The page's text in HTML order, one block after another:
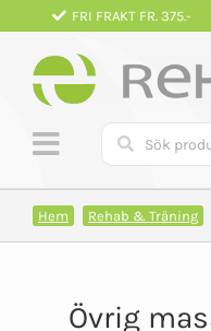
Fortsätt
innehållet
FRI FRAKT FR. 375.-
Hem Rehab & Träning
Övrig